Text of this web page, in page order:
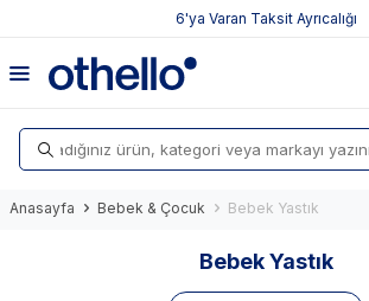
6'ya Varan Taksit Ayrıcalığı
Anasayfa Bebek & Çocuk Bebek Yastık
Bebek Yastık